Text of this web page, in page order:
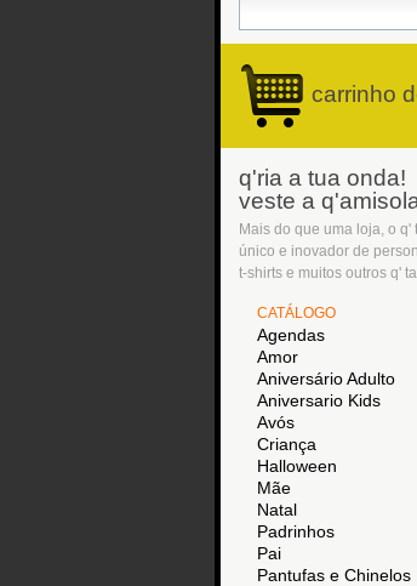
carrinho
q'ria a tua onda!
veste a
Mais do que uma loja, o q'
único e inovador de
t-shirts e muitos outros q'
CATÁLOGO
Agendas
Amor
Aniversário Adulto
Aniversario Kids
Avós
Criança
Halloween
Mãe
Natal
Padrinhos
Pai
Pantufas e Chinelos